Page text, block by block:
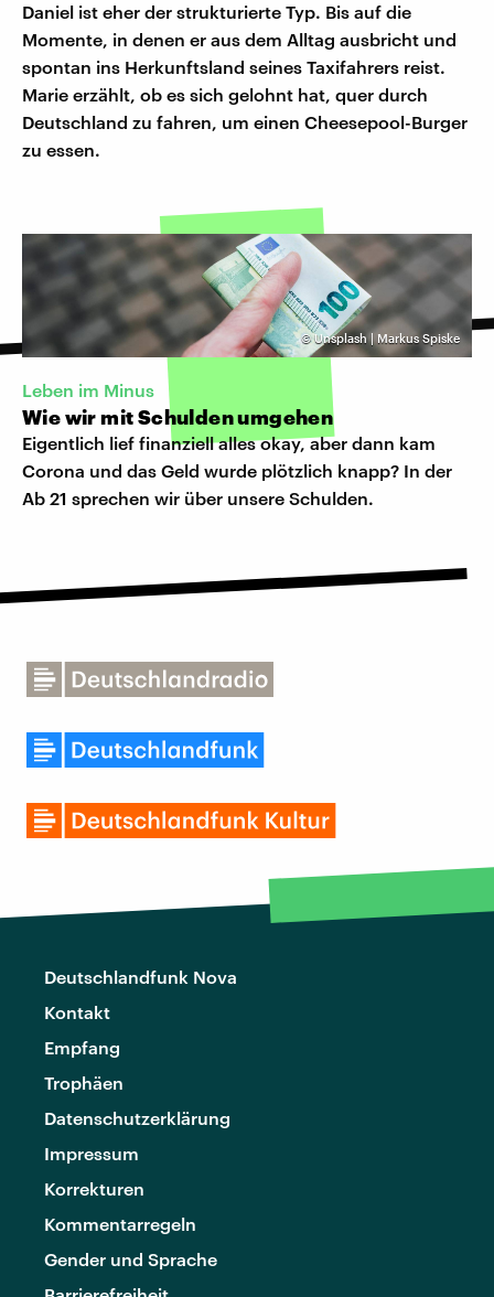
Daniel ist eher der strukturierte Typ. Bis auf die
Momente, in denen er aus dem Alltag ausbricht und
spontan ins Herkunftsland seines Taxifahrers reist.
Marie erzählt, ob es sich gelohnt hat, quer durch
Deutschland zu fahren, um einen Cheesepool-Burger
zu essen.
©Unsplash | Markus Spiske
Leben im Minus
Wie wir mit Schulden umgehen
Eigentlich lief finanziell alles okay, aber dann kam
Corona und das Geld wurde plötzlich knapp? In der
Ab 21 sprechen wir über unsere Schulden.
Deutschlandfunk Nova
Kontakt
Empfang
Trophäen
Datenschutzerklärung
Impressum
Korrekturen
Kommentarregeln
Gender und Sprache